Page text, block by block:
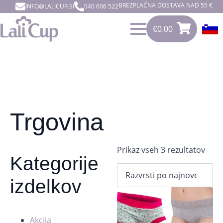
INFO@LALICUP.SI 040 606 522BREZPLAČNA DOSTAVA NAD 55 €
€0,00
€0,00
Trgovina
Kategorije
izdelkov
Akcija
Prikaz vseh 3 rezultatov